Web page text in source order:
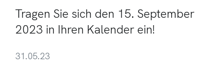
Tragen Sie sich den 15. September
2023 in Ihren Kalender ein!
31.05.23